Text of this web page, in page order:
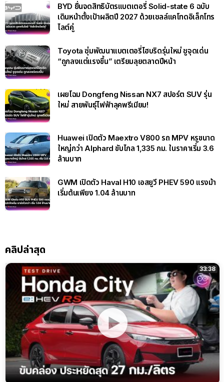
BYD ยื่นจดสิทธิบัตรแบตเตอรี่ Solid-state 6 ฉบับ
เดินหน้าตั้งเป้าผลิตปี 2027 ด้วยเซลล์แคโทดอิเล็กโทร
ไลต์คู่
Toyota ซุ่มพัฒนาแบตเตอรี่ไฮบริดรุ่นใหม่ ชูจุดเด่น
“ถูกลงแต่แรงขึ้น” เตรียมลุยตลาดปีหน้า
เผยโฉม Dongfeng Nissan NX7 สปอร์ต SUV รุ่น
ใหม่ สายพันธุ์ไฟฟ้าลุคพรีเมียม!
Huawei เปิดตัว Maextro V800 รถ MPV หรูขนาด
ใหญ่กว่า Alphard ขับไกล 1,335 กม. ในราคาเริ่ม 3.6
ล้านบาท
GWM เปิดตัว Haval H10 เอสยูวี PHEV 590 แรงม้า
เริ่มต้นเพียง 1.04 ล้านบาท
คลิปล่าสุด
33:38